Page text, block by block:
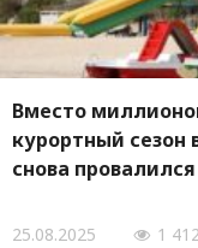
Вместо
курортный сезон
снова провалился
25.08.2025 1